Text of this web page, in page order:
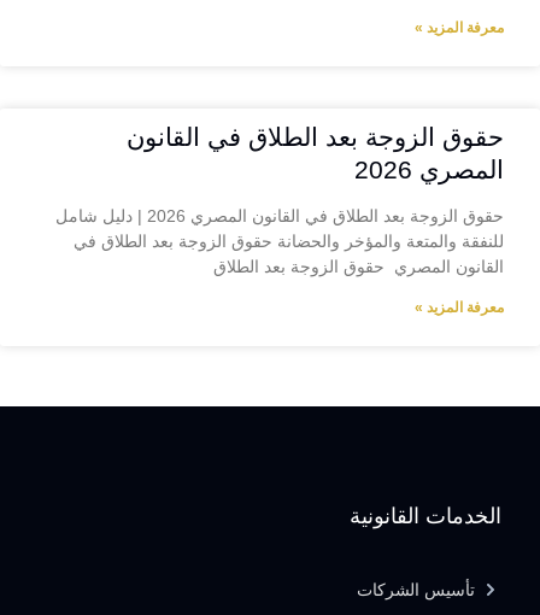
معرفة المزيد »
حقوق الزوجة بعد الطلاق في القانون
المصري 2026
حقوق الزوجة بعد الطلاق في القانون المصري 2026 | دليل شامل
للنفقة والمتعة والمؤخر والحضانة حقوق الزوجة بعد الطلاق في
القانون المصري حقوق الزوجة بعد الطلاق
معرفة المزيد »
الخدمات القانونية
تأسيس الشركات